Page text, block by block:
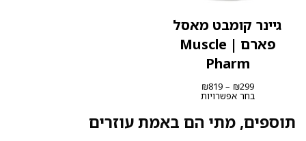
גיינר קומבט מאסל
פארם | Muscle
Pharm
₪299
–
₪819
מחירים:בחר אפשרויות
תוספים, מתי הם באמת עוזרים